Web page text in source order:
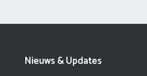
Nieuws & Updates